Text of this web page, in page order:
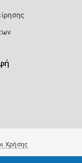
Χρήσης